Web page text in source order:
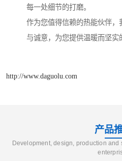
每一处细节的打磨。
作为您值得信赖的热能伙伴，
与诚意，为您提供温暖而坚实
http://www.daguolu.com
产品
Development, design, production